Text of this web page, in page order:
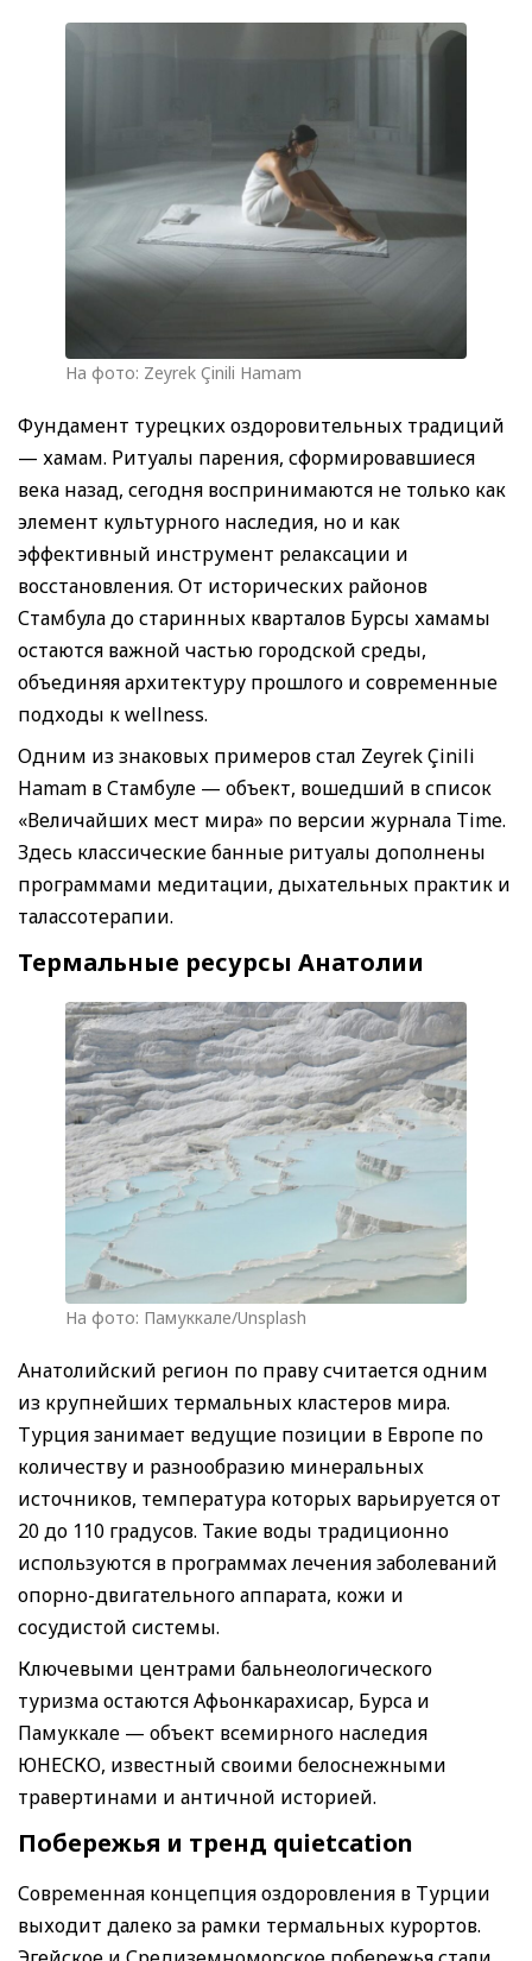
На фото: Zeyrek Çinili Hamam
Фундамент турецких оздоровительных традиций
— хамам. Ритуалы парения, сформировавшиеся
века назад, сегодня воспринимаются не только как
элемент культурного наследия, но и как
эффективный инструмент релаксации и
восстановления. От исторических районов
Стамбула до старинных кварталов Бурсы хамамы
остаются важной частью городской среды,
объединяя архитектуру прошлого и современные
подходы к wellness.
Одним из знаковых примеров стал Zeyrek Çinili
Hamam в Стамбуле — объект, вошедший в список
«Величайших мест мира» по версии журнала Time.
Здесь классические банные ритуалы дополнены
программами медитации, дыхательных практик и
талассотерапии.
Термальные ресурсы Анатолии
На фото: Памуккале/Unsplash
Анатолийский регион по праву считается одним
из крупнейших термальных кластеров мира.
Турция занимает ведущие позиции в Европе по
количеству и разнообразию минеральных
источников, температура которых варьируется от
20 до 110 градусов. Такие воды традиционно
используются в программах лечения заболеваний
опорно-двигательного аппарата, кожи и
сосудистой системы.
Ключевыми центрами бальнеологического
туризма остаются Афьонкарахисар, Бурса и
Памуккале — объект всемирного наследия
ЮНЕСКО, известный своими белоснежными
травертинами и античной историей.
Побережья и тренд quietcation
Современная концепция оздоровления в Турции
выходит далеко за рамки термальных курортов.